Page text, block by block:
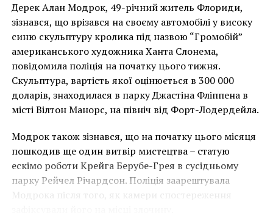
Facebook
Twitter
Pinterest
WhatsApp
ViberTelegram
Copy
Link
НАСТУПНА СТАТТЯ
Трейси Эмин побила аукционные рекорды
ПОПЕРЕДНЯ СТАТТЯ
Чоловік позує під макетом чайки, яка ось-ось
накинеться на упаковку чіпсів – сюжет графіті, що
має ознаки вуличного художника Бенксі, на стіні в
Лоустофті на східному узбережжі Англії 8 серпня 2021
року. (Фото Джастіна Талліса / AFP)
В інтерв’ю “Таймс” пан Куттс сказав:
“Спочатку це було
неймовірно, але з
розвитком подій це
стало надзвичайно
Дерек Алан Модрок, 49-річний житель Флориди,
зізнався, що врізався на своєму автомобілі у високу
синю скульптуру кролика під назвою “Громобій”
американського художника Ханта Слонема,
повідомила поліція на початку цього тижня.
Скульптура, вартість якої оцінюється в 300 000
доларів, знаходилася в парку Джастіна Фліппена в
місті Вілтон Манорс, на північ від Форт-Лодердейла.
Модрок також зізнався, що на початку цього місяця
пошкодив ще один витвір мистецтва – статую
ескімо роботи Крейга Берубе-Грея в сусідньому
парку Рейчел Річардсон. Поліція заарештувала
Модрока після того, як камери спостереження